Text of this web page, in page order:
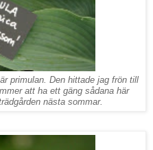
primulan. Den hittade jag frön till
att ha ett gäng sådana här
nästa sommar.